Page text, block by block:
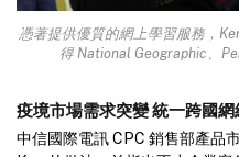
憑著提供優質的網上學習服務，
得 National Geographic、
疫境市場需求突變 統一跨國
中信國際電訊 CPC 銷售部產品